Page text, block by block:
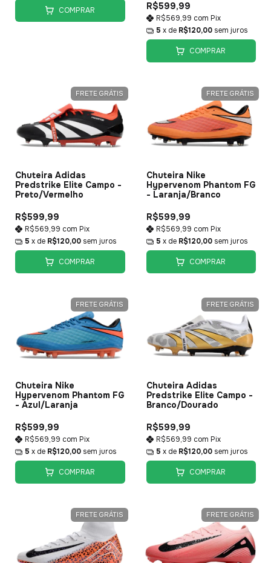
COMPRAR R$599,99
R$569,99 com Pix
5 x de R$120,00 sem juros
COMPRAR
FRETE GRÁTIS
Chuteira Adidas
Predstrike Elite Campo -
Preto/Vermelho
R$599,99
R$569,99 com Pix
5 x de R$120,00 sem juros
COMPRAR
FRETE GRÁTIS
Chuteira Nike
Hypervenom Phantom FG
- Laranja/Branco
R$599,99
R$569,99 com Pix
5 x de R$120,00 sem juros
COMPRAR
FRETE GRÁTIS
Chuteira Nike
Hypervenom Phantom FG
- Azul/Laranja
R$599,99
R$569,99 com Pix
5 x de R$120,00 sem juros
COMPRAR
FRETE GRÁTIS
Chuteira Adidas
Predstrike Elite Campo -
Branco/Dourado
R$599,99
R$569,99 com Pix
5 x de R$120,00 sem juros
COMPRAR
FRETE GRÁTIS FRETE GRÁTIS